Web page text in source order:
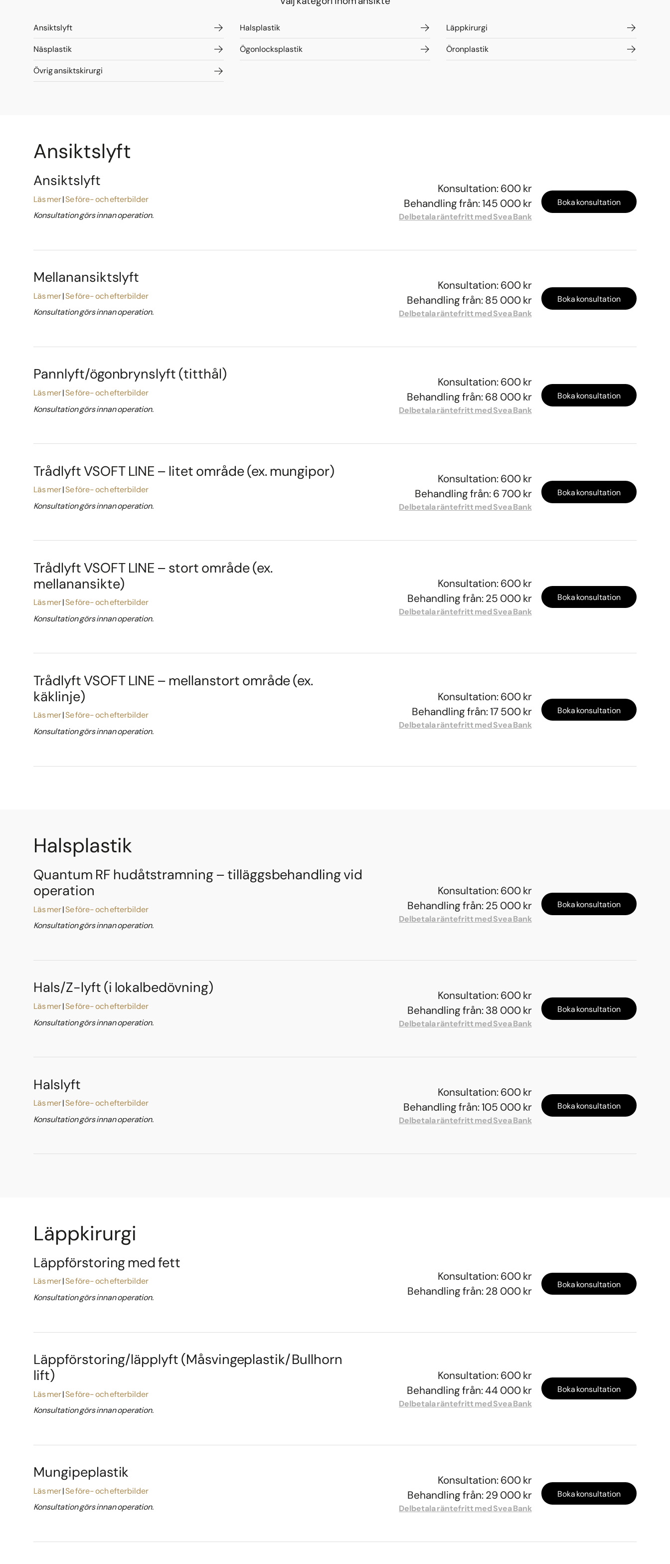
Ansiktslyft Halsplastik Läppkirurgi
Näsplastik Ögonlocksplastik Öronplastik
Övrig ansiktskirurgi
Ansiktslyft
Ansiktslyft
Läs mer Se före- och efterbilder
Konsultation görs innan operation.
Konsultation: 600 kr
Behandling från: 145 000 kr
Delbetala räntefritt med Svea Bank
Boka konsultation
Mellanansiktslyft
Läs mer Se före- och efterbilder
Konsultation görs innan operation.
Konsultation: 600 kr
Behandling från: 85 000 kr
Delbetala räntefritt med Svea Bank
Boka konsultation
Pannlyft/ögonbrynslyft (titthål)
Läs mer Se före- och efterbilder
Konsultation görs innan operation.
Konsultation: 600 kr
Behandling från: 68 000 kr
Delbetala räntefritt med Svea Bank
Boka konsultation
Trådlyft VSOFT LINE – litet område (ex. mungipor)
Läs mer Se före- och efterbilder
Konsultation görs innan operation.
Konsultation: 600 kr
Behandling från: 6 700 kr
Delbetala räntefritt med Svea Bank
Boka konsultation
Trådlyft VSOFT LINE – stort område (ex.
mellanansikte)
Läs mer Se före- och efterbilder
Konsultation görs innan operation.
Konsultation: 600 kr
Behandling från: 25 000 kr
Delbetala räntefritt med Svea Bank
Boka konsultation
Trådlyft VSOFT LINE – mellanstort område (ex.
käklinje)
Läs mer Se före- och efterbilder
Konsultation görs innan operation.
Konsultation: 600 kr
Behandling från: 17 500 kr
Delbetala räntefritt med Svea Bank
Boka konsultation
Halsplastik
Quantum RF hudåtstramning – tilläggsbehandling vid
operation
Läs mer Se före- och efterbilder
Konsultation görs innan operation.
Konsultation: 600 kr
Behandling från: 25 000 kr
Delbetala räntefritt med Svea Bank
Boka konsultation
Hals/Z-lyft (i lokalbedövning)
Läs mer Se före- och efterbilder
Konsultation görs innan operation.
Konsultation: 600 kr
Behandling från: 38 000 kr
Delbetala räntefritt med Svea Bank
Boka konsultation
Halslyft
Läs mer Se före- och efterbilder
Konsultation görs innan operation.
Konsultation: 600 kr
Behandling från: 105 000 kr
Delbetala räntefritt med Svea Bank
Boka konsultation
Läppkirurgi
Läppförstoring med fett
Läs mer Se före- och efterbilder
Konsultation görs innan operation.
Konsultation: 600 kr
Behandling från: 28 000 kr
Boka konsultation
Läppförstoring/läpplyft (Måsvingeplastik/Bullhorn
lift)
Läs mer Se före- och efterbilder
Konsultation görs innan operation.
Konsultation: 600 kr
Behandling från: 44 000 kr
Delbetala räntefritt med Svea Bank
Boka konsultation
Mungipeplastik
Läs mer Se före- och efterbilder
Konsultation görs innan operation.
Konsultation: 600 kr
Behandling från: 29 000 kr
Delbetala räntefritt med Svea Bank
Boka konsultation